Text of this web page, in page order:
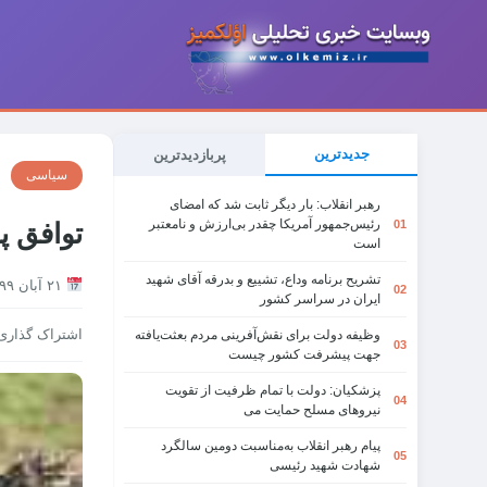
جدیدترین پربازدیدترین
01
رهبر انقلاب: بار دیگر ثابت شد که امضای
رئیس‌جمهور آمریکا چقدر بی‌ارزش و نامعتبر
است
02
تشریح برنامه وداع، تشییع و بدرقه آقای شهید
ایران در سراسر کشور
03
وظیفه دولت برای نقش‌آفرینی مردم بعثت‌یافته
جهت پیشرفت کشور چیست
04
پزشکیان: دولت با تمام ظرفیت از تقویت
نیروهای مسلح حمایت می
05
پیام رهبر انقلاب به‌مناسبت دومین سالگرد
شهادت شهید رئیسی
سیاسی
توافق
اشتراک